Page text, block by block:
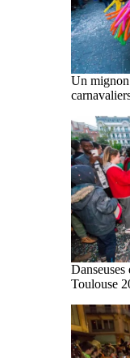
Un mignon
Toulouse